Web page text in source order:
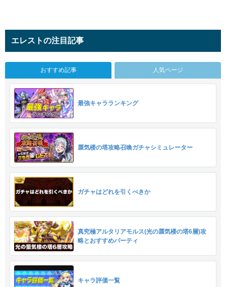
エレストの注目記事
おすすめ記事 人気ページ
最強キャラランキング
蜃気楼の塔攻略召喚ガチャシミュレーター
ガチャはどれを引くべきか
真究極アルタリアモルス(光の蜃気楼の塔6層)攻
略とおすすめパーティ
キャラ評価一覧